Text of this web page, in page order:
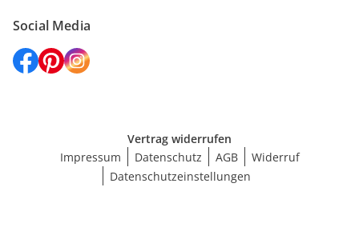
Social Media
Vertrag widerrufen
Impressum
Datenschutz AGB
Widerruf
Datenschutzeinstellungen